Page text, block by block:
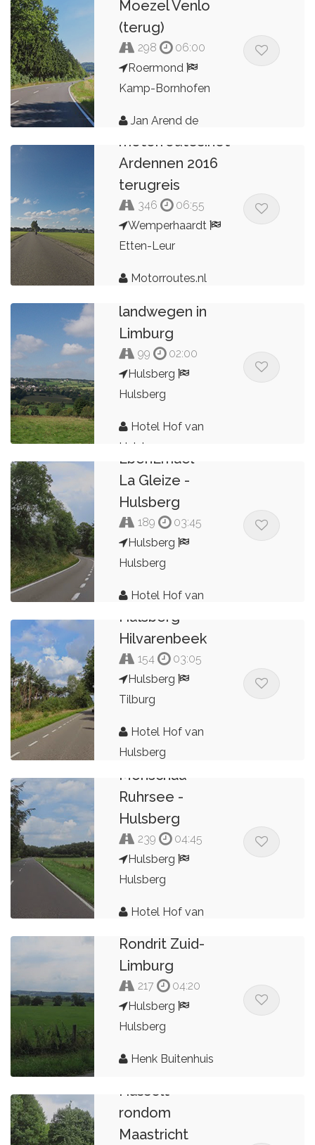
Moezel Venlo
(terug)
298
06:00
Roermond
Kamp-Bornhofen
Jan Arend de
motorroutes.net
Ardennen 2016
terugreis
346
06:55
Wemperhaardt
Etten-Leur
Motorroutes.nl
landwegen in
Limburg
99
02:00
Hulsberg
Hulsberg
Hotel Hof van
Hulsberg
Hulsberg -
EbenEmael -
La Gleize -
Hulsberg
189
03:45
Hulsberg
Hulsberg
Hotel Hof van
Hulsberg -
Hilvarenbeek
154
03:05
Hulsberg
Tilburg
Hotel Hof van
Hulsberg
Hulsberg -
Monschau -
Ruhrsee -
Hulsberg
239
04:45
Hulsberg
Hulsberg
Hotel Hof van
Rondrit Zuid-
Limburg
217
04:20
Hulsberg
Hulsberg
Henk Buitenhuis
Hasselt
rondom
Maastricht